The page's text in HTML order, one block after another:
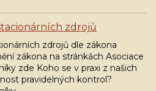
zdrojů
zdrojů dle zákona
zákona na stránkách Asociace
zde Koho se v praxi z našich
pravidelných kontrol?